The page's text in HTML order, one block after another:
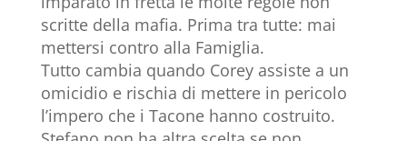
scritte della mafia. Prima tra tutte: mai
mettersi contro alla Famiglia.
Tutto cambia quando Corey assiste a un
omicidio e rischia di mettere in pericolo
l’impero che i Tacone hanno costruito.